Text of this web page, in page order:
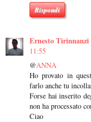
Rispondi
Ernesto Tirinnanzi
11:55
@ANNA
Ho provato in
farlo anche tu
Forse hai inserito
non ha processato
Ciao